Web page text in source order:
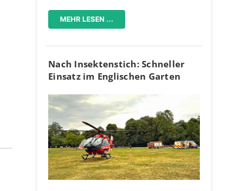
MEHR LESEN ...
Nach Insektenstich: Schneller
Einsatz im Englischen Garten